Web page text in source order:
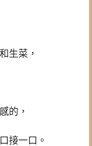
生菜，
的，
接一口。